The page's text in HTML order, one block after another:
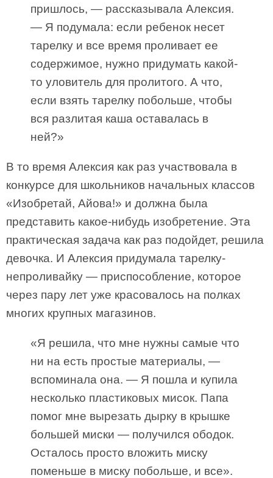
пришлось, — рассказывала Алексия.
— Я подумала: если ребенок несет
тарелку и все время проливает ее
содержимое, нужно придумать какой-
то уловитель для пролитого. А что,
если взять тарелку побольше, чтобы
вся разлитая каша оставалась в
ней?»
В то время Алексия как раз участвовала в
конкурсе для школьников начальных классов
«Изобретай, Айова!» и должна была
представить какое-нибудь изобретение. Эта
практическая задача как раз подойдет, решила
девочка. И Алексия придумала тарелку-
непроливайку — приспособление, которое
через пару лет уже красовалось на полках
многих крупных магазинов.
«Я решила, что мне нужны самые что
ни на есть простые материалы, —
вспоминала она. — Я пошла и купила
несколько пластиковых мисок. Папа
помог мне вырезать дырку в крышке
большей миски — получился ободок.
Осталось просто вложить миску
поменьше в миску побольше, и все».